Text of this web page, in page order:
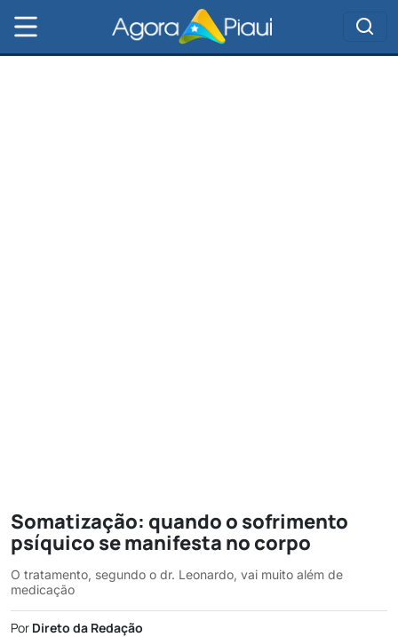
Somatização: quando o sofrimento
psíquico se manifesta no corpo
O tratamento, segundo o dr. Leonardo, vai muito além de
medicação
Por Direto da Redação